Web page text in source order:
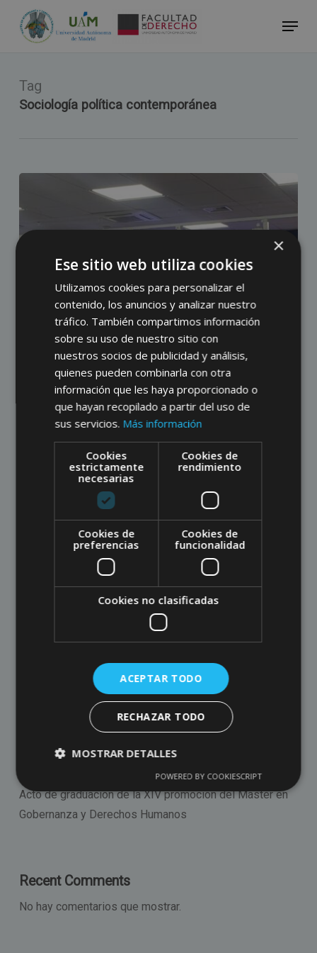
Menu
Tag
Sociología política contemporánea
Noticias
Presentación del
nuevo volumen,
Poder y política
Buscar
ORDEN MUNDIAL»
Acto de graduación de la XV promoción del Máster en
Gobernanza y Derechos Humanos
Acto de graduación de la XIV promoción del Máster en
Gobernanza y Derechos Humanos
Recent Comments
No hay comentarios que mostrar.
×
Ese sitio web utiliza cookies
Utilizamos cookies para personalizar el
contenido, los anuncios y analizar nuestro
tráfico. También compartimos información
sobre su uso de nuestro sitio con
nuestros socios de publicidad y análisis,
quienes pueden combinarla con otra
información que les haya proporcionado o
que hayan recopilado a partir del uso de
sus servicios. Más información
Cookies
estrictamente
necesarias
Cookies de
rendimiento
Cookies de
preferencias
Cookies de
funcionalidad
Cookies no clasificadas
ACEPTAR TODO
RECHAZAR TODO
MOSTRAR DETALLES
POWERED BY COOKIESCRIPT